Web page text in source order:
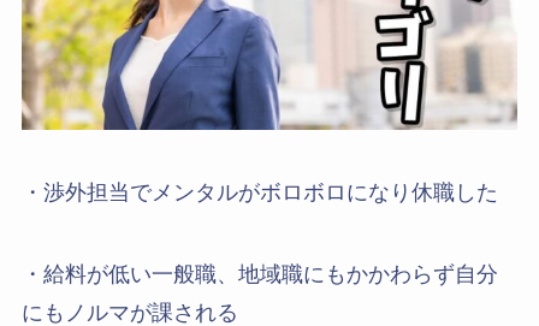
・渉外担当でメンタルがボロボロになり休職した
・給料が低い一般職、地域職にもかかわらず自分
にもノルマが課される